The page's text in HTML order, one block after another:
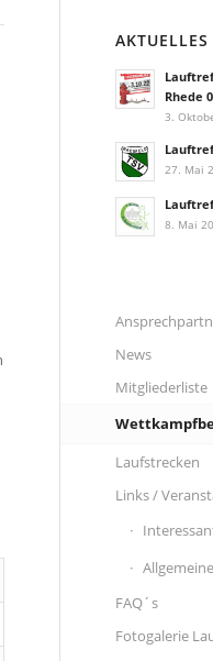
AKTUELLES
Rhede
3.
27. Mai
8. Mai
News
Mitgliederliste
Laufstrecken
Links /
FAQ´s
Fotogalerie